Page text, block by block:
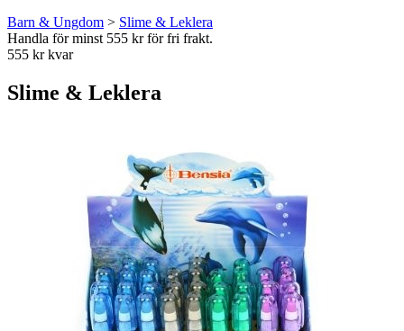
Barn & Ungdom > Slime & Leklera
Handla för minst 555 kr för fri frakt.
555 kr kvar
Slime & Leklera